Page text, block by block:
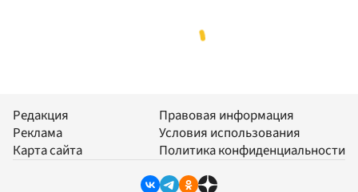
Редакция
Реклама
Карта сайта
Правовая информация
Условия использования
Политика конфиденциальности